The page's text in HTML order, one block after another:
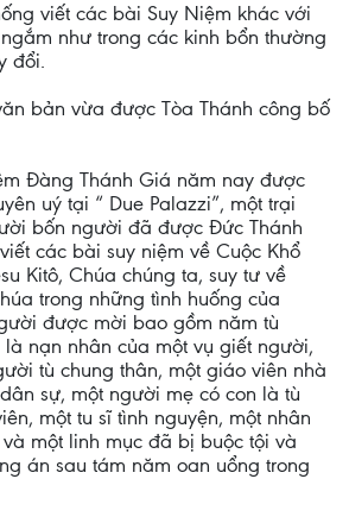
viết các bài Suy Niệm khác với
như trong các kinh bổn thường
đổi.
bản vừa được Tòa Thánh công bố
Đàng Thánh Giá năm nay được
uý tại “ Due Palazzi”, một trại
bốn người đã được Đức Thánh
các bài suy niệm về Cuộc Khổ
Kitô, Chúa chúng ta, suy tư về
trong những tình huống của
được mời bao gồm năm tù
nạn nhân của một vụ giết người,
tù chung thân, một giáo viên nhà
sự, một người mẹ có con là tù
một tu sĩ tình nguyện, một nhân
một linh mục đã bị buộc tội và
án sau tám năm oan uổng trong